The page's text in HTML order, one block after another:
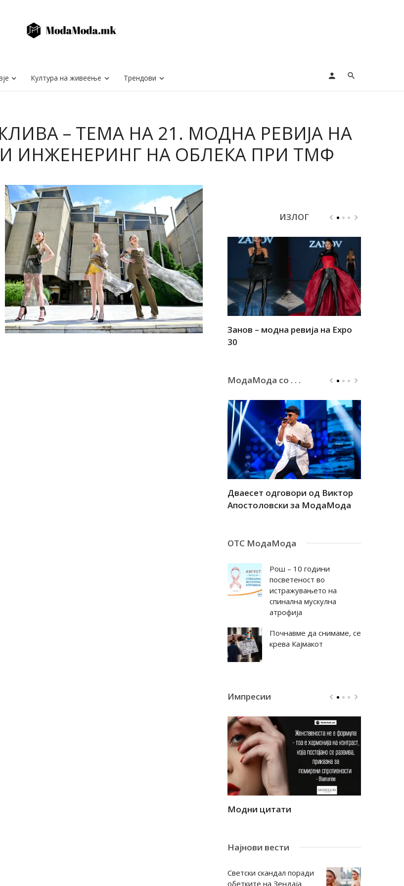
Култура на живеење Трендови
– ТЕМА НА 21. МОДНА РЕВИЈА НА
И ИНЖЕНЕРИНГ НА ОБЛЕКА ПРИ ТМФ
ИЗЛОГ
ревија на Expo Филигрански обетки
Занов – модна ревија на Expo
30
МодаМода со . . .
Дваесет одговори од Виктор
Апостоловски за МодаМода
ОТС МодаМода
Рош – 10 години
посветеност во
истражувањето на
спинална мускулна
атрофија
Почнавме да снимаме, се
крева Кајмакот
Импресии
Модни цитати
Најнови вести
Светски скандал поради
обетките на Зендаја